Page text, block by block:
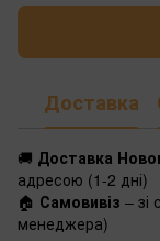
Доставка
🚚 Доставка
адресою (1-2 дні)
🏠 Самовивіз – зі
менеджера)